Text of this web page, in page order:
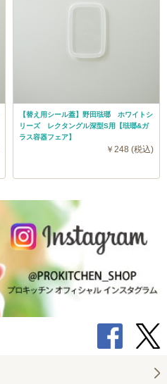
【替え用シール蓋】野田琺瑯 ホワイトシ
リーズ レクタングル深型S用【琺瑯&ガ
ラス容器フェア】
￥248 (税込)